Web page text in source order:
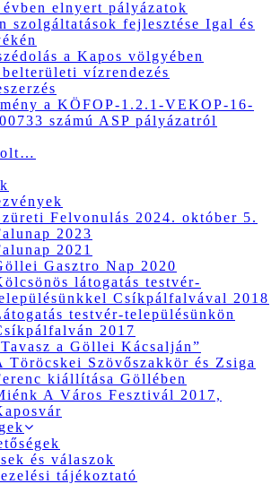
évben elnyert pályázatok
szolgáltatások fejlesztése Igal és
a Kapos völgyében
vízrendezés
a KÖFOP-1.2.1-VEKOP-16-
számú ASP pályázatról
Felvonulás 2024. október 5.
2023
2021
Gasztro Nap 2020
látogatás testvér-
Csíkpálfalvával 2018
testvér-településünkön
2017
a Göllei Kácsalján”
Töröcskei Szövőszakkör és Zsiga
kiállítása Göllében
A Város Fesztivál 2017,
és válaszok
tájékoztató